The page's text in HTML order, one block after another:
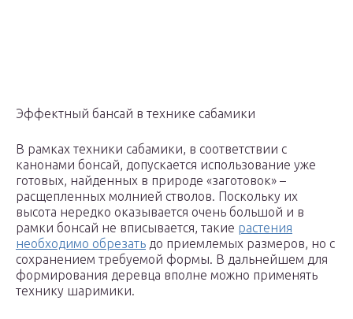
Эффектный бансай в технике сабамики
В рамках техники сабамики, в соответствии с
канонами бонсай, допускается использование уже
готовых, найденных в природе «заготовок» –
расщепленных молнией стволов. Поскольку их
высота нередко оказывается очень большой и в
рамки бонсай не вписывается, такие растения
необходимо обрезать до приемлемых размеров, но с
сохранением требуемой формы. В дальнейшем для
формирования деревца вполне можно применять
технику шаримики.